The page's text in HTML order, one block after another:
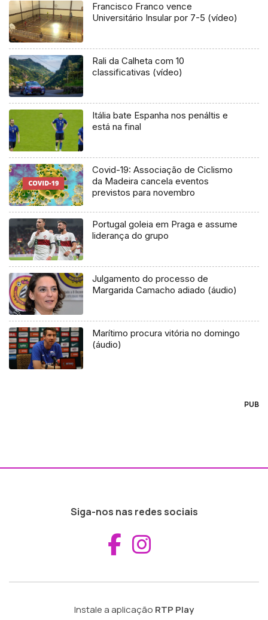
Francisco Franco vence
Universitário Insular por 7-5 (vídeo)
Rali da Calheta com 10
classificativas (vídeo)
Itália bate Espanha nos penáltis e
está na final
Covid-19: Associação de Ciclismo
da Madeira cancela eventos
previstos para novembro
Portugal goleia em Praga e assume
liderança do grupo
Julgamento do processo de
Margarida Camacho adiado (áudio)
Marítimo procura vitória no domingo
(áudio)
PUB
Siga-nos nas redes sociais
Aceder ao
Instale a aplicação RTP Play